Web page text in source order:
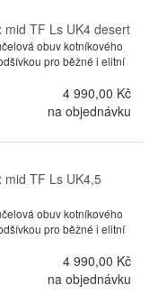
TF Ls UK4 desert
obuv kotníkového
pro běžné i elitní
4 990,00 Kč
na objednávku
mid TF Ls UK4,5
obuv kotníkového
pro běžné i elitní
4 990,00 Kč
na objednávku